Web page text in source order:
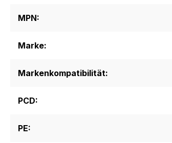
MPN:
Marke:
Markenkompatibilität:
PCD:
PE: